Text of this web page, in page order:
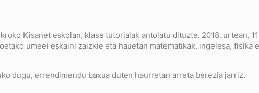
Kisanet eskolan, klase tutorialak antolatu dituzte. 2018. urtean,
umeei eskaini zaizkie eta hauetan matematikak, ingelesa, fisika
dugu, errendimendu baxua duten haurretan arreta berezia jarriz.